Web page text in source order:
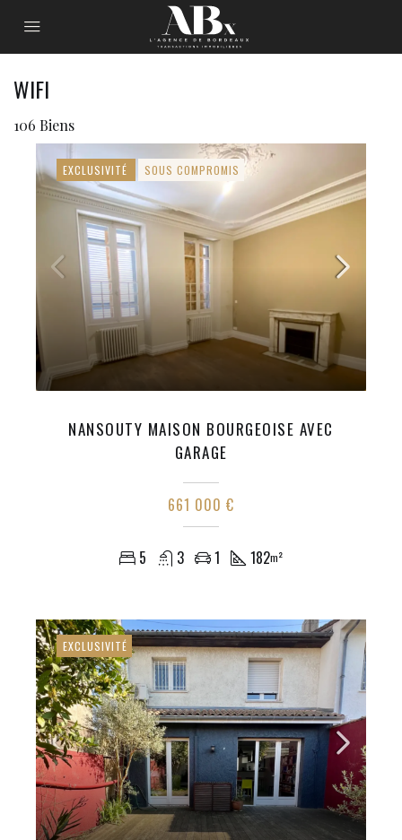
WIFI
106 Biens
EXCLUSIVITÉ SOUS COMPROMIS
NANSOUTY MAISON BOURGEOISE AVEC
GARAGE
661 000 €
5 3 1 182m²
EXCLUSIVITÉ